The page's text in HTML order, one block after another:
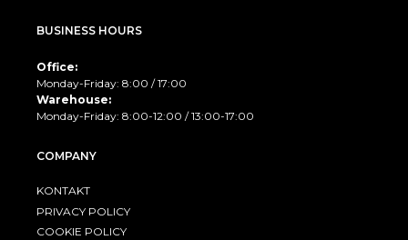
BUSINESS HOURS
Office:
Monday-Friday: 8:00 / 17:00
Warehouse:
Monday-Friday: 8:00-12:00 / 13:00-17:00
COMPANY
KONTAKT
PRIVACY POLICY
COOKIE POLICY